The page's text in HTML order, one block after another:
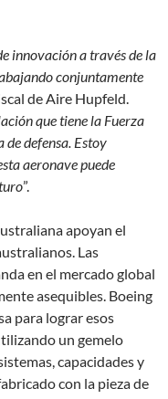
innovación a través de la
conjuntamente
de Aire Hupfeld.
que tiene la Fuerza
defensa. Estoy
aeronave puede
”.
apoyan el
Las
en el mercado global
asequibles. Boeing
para lograr esos
un gemelo
capacidades y
con la pieza de